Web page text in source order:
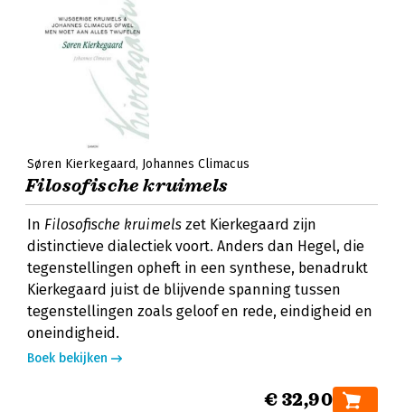
Søren Kierkegaard Johannes Climacus
Filosofische kruimels
In Filosofische kruimels zet Kierkegaard zijn
distinctieve dialectiek voort. Anders dan Hegel, die
tegenstellingen opheft in een synthese, benadrukt
Kierkegaard juist de blijvende spanning tussen
tegenstellingen zoals geloof en rede, eindigheid en
oneindigheid.
Boek bekijken
€ 32,90